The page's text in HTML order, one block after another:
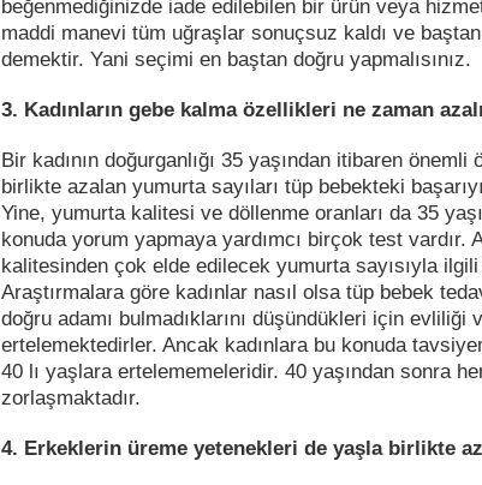
beğenmediğinizde iade edilebilen bir ürün veya
maddi manevi tüm uğraşlar sonuçsuz kaldı ve
demektir. Yani seçimi en baştan doğru yapmalısınız.
3. Kadınların gebe kalma özellikleri ne zaman
Bir kadının doğurganlığı 35 yaşından itibaren
birlikte azalan yumurta sayıları tüp bebekteki
Yine, yumurta kalitesi ve döllenme oranları da 35
konuda yorum yapmaya yardımcı birçok test vardır.
kalitesinden çok elde edilecek yumurta sayısıyla
Araştırmalara göre kadınlar nasıl olsa tüp bebek
doğru adamı bulmadıklarını düşündükleri için evliliği
ertelemektedirler. Ancak kadınlara bu konuda
40 lı yaşlara ertelememeleridir. 40 yaşından sonra
zorlaşmaktadır.
4. Erkeklerin üreme yetenekleri de yaşla birlikte